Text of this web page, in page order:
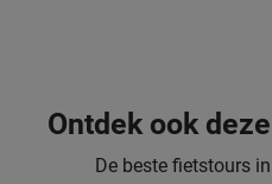
Ontdek ook
De beste fietstours